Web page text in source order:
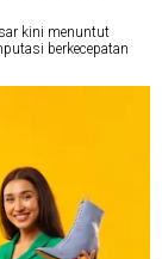
kini menuntut
berkecepatan